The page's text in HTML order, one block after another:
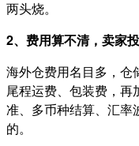
两头烧。
2、费用算不清，卖家
海外仓费用名目多，仓
尾程运费、包装费，
准、多币种结算、汇率
的。